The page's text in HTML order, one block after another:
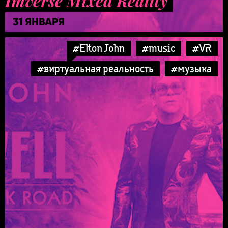
31 ЯНВАРЯ
#Elton John #music
#VR
#виртуальная реальность
#музыка